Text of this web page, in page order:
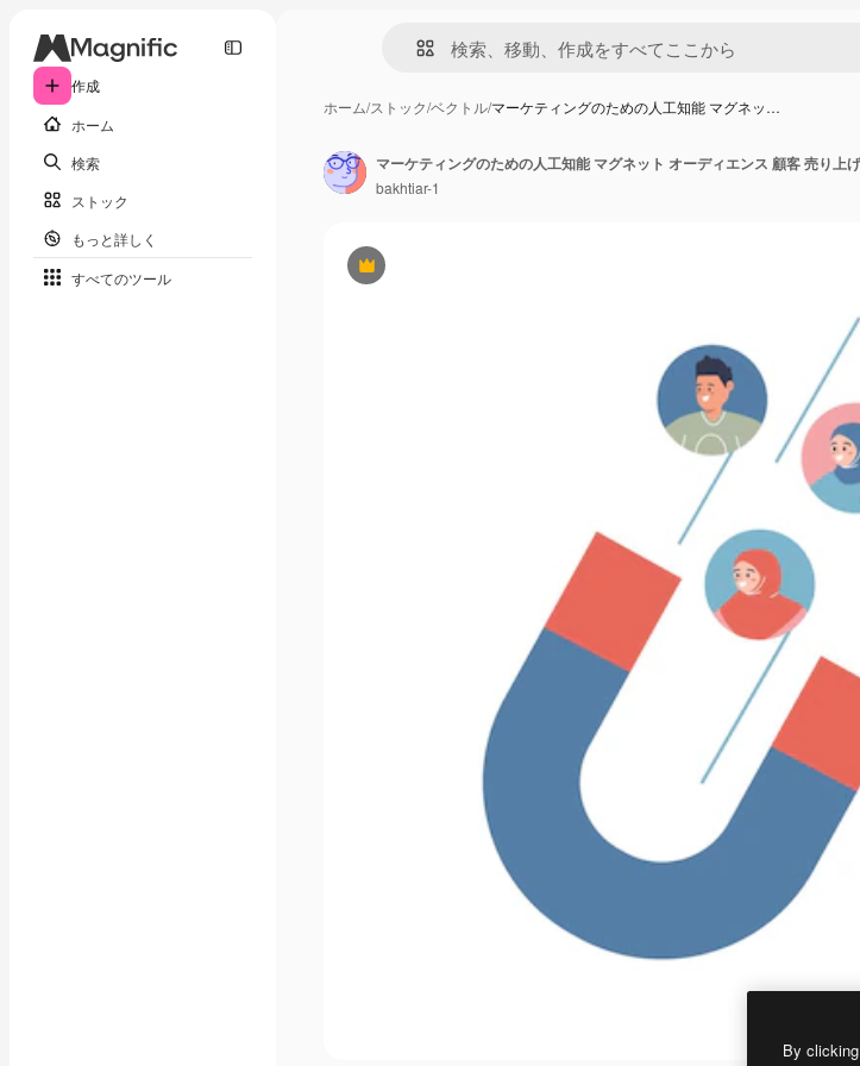
作成
ホーム
検索
ストック
もっと詳しく
すべてのツール
ホーム/ストック/ベクトル/マーケティングのための人工知能 マグネッ…
Premium
マーケティングのための人工知能 マグネット オーディエンス 顧客 売り上
bakhtiar-1
By